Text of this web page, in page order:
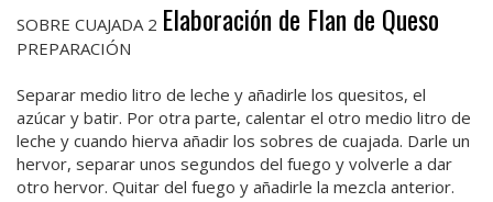
SOBRE CUAJADA 2 Elaboración de Flan de Queso
PREPARACIÓN
Separar medio litro de leche y añadirle los quesitos, el
azúcar y batir. Por otra parte, calentar el otro medio litro de
leche y cuando hierva añadir los sobres de cuajada. Darle un
hervor, separar unos segundos del fuego y volverle a dar
otro hervor. Quitar del fuego y añadirle la mezcla anterior.